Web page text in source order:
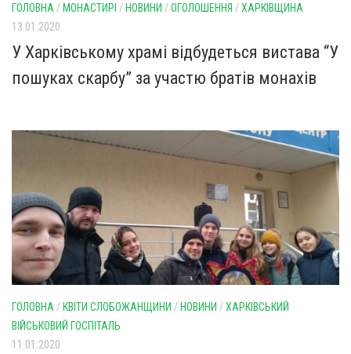
ГОЛОВНА / МОНАСТИРІ / НОВИНИ /ОГОЛОШЕННЯ /ХАРКІВЩИНА
13.01.2020
У Харківському храмі відбудеться вистава “У
пошуках скарбу” за участю братів монахів
ГОЛОВНА / КВІТИ СЛОБОЖАНЩИНИ / НОВИНИ /ХАРКІВСЬКИЙ
ВІЙСЬКОВИЙ ГОСПІТАЛЬ
11.01.2020